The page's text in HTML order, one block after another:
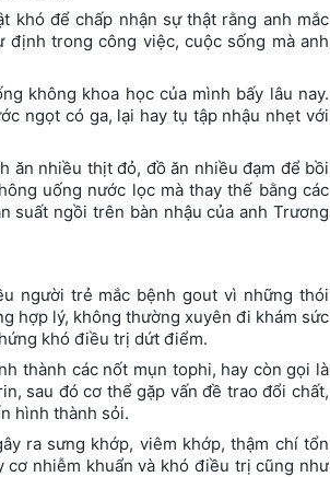
khó để chấp nhận sự thật rằng anh mắc
trong công việc, cuộc sống mà anh
không khoa học của mình bấy lâu nay.
ngọt có ga, lại hay tụ tập nhậu nhẹt với
ăn nhiều thịt đỏ, đồ ăn nhiều đạm để bồi
uống nước lọc mà thay thế bằng các
suất ngồi trên bàn nhậu của anh Trương
người trẻ mắc bệnh gout vì những thói
hợp lý, không thường xuyên đi khám sức
khó điều trị dứt điểm.
thành các nốt mụn tophi, hay còn gọi là
sau đó cơ thể gặp vấn đề trao đổi chất,
hình thành sỏi.
ra sưng khớp, viêm khớp, thậm chí tổn
nhiễm khuẩn và khó điều trị cũng như